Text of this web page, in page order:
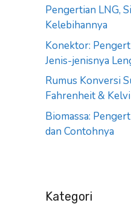
Pengertian LNG,
Kelebihannya
Konektor:
Jenis-jenisnya
Rumus Konversi
Fahrenheit &
Biomassa:
dan Contohnya
Kategori